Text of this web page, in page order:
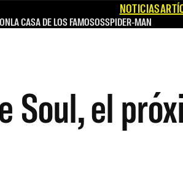
NOTICIAS
LA CASA DE LOS FAMOSOSSPIDER-MAN
Soul, el